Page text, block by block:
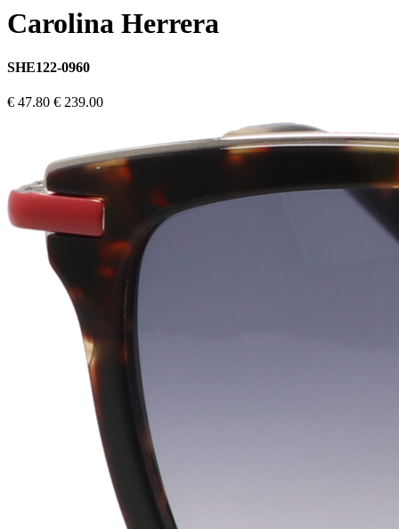
Carolina Herrera
SHE122-0960
€ 47.80 € 239.00